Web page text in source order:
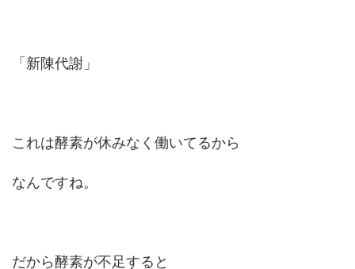
「新陳代謝」
これは酵素が休みなく働いてるから
なんですね。
だから酵素が不足すると